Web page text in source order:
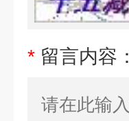
* 留言内容：